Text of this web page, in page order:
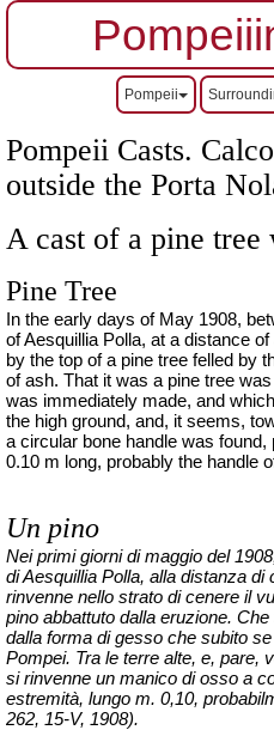
Pompeii
Pompeii Casts.
outside the Porta
A cast of a pine tree
Pine Tree
In the early days of May 1908,
of Aesquillia Polla, at a distance
by the top of a pine tree felled by
of ash. That it was a pine tree
was immediately made, and
the high ground, and, it seems,
a circular bone handle was
0.10 m long, probably the handle
Un pino
Nei primi giorni di maggio del
di Aesquillia Polla, alla distanza
rinvenne nello strato di cenere il
pino abbattuto dalla eruzione.
dalla forma di gesso che subito
Pompei. Tra le terre alte, e, pare,
si rinvenne un manico di osso a
estremità, lungo m. 0,10,
262, 15-V, 1908).